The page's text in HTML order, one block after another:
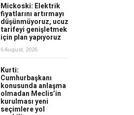
Mickoski: Elektrik
fiyatlarını artırmayı
düşünmüyoruz, ucuz
tarifeyi genişletmek
için plan yapıyoruz
6 August, 2026
Kurti:
Cumhurbaşkanı
konusunda anlaşma
olmadan Meclis’in
kurulması yeni
seçimlere yol